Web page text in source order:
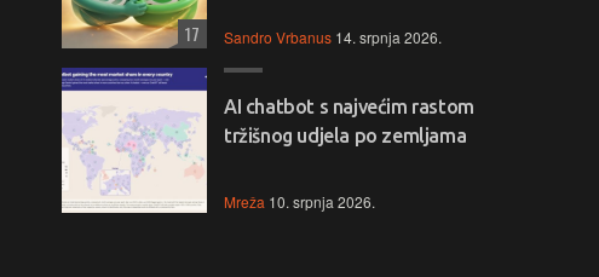
Sandro Vrbanus 14. srpnja 2026.
17
AI chatbot s najvećim rastom
tržišnog udjela po zemljama
Mreža 10. srpnja 2026.